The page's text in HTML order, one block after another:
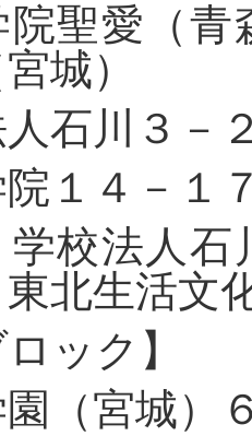
院聖愛（青
城）
石川３－
１４－１
校法人
北生活文
ロック】
（宮城）